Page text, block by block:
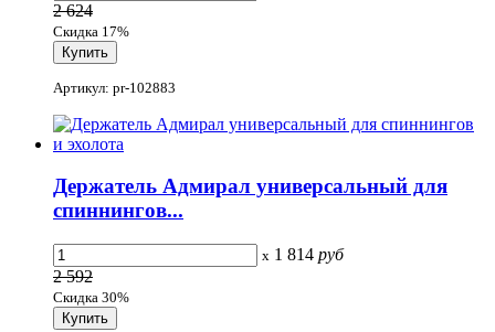
2 624
Скидка 17%
Артикул: pr-102883
Держатель Адмирал универсальный для
спиннингов...
x 1 814 руб
2 592
Скидка 30%